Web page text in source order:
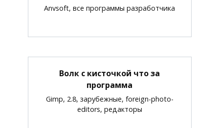
Anvsoft, все программы разработчика
Волк с кисточкой что за
программа
Gimp, 2.8, зарубежные, foreign-photo-
editors, редакторы